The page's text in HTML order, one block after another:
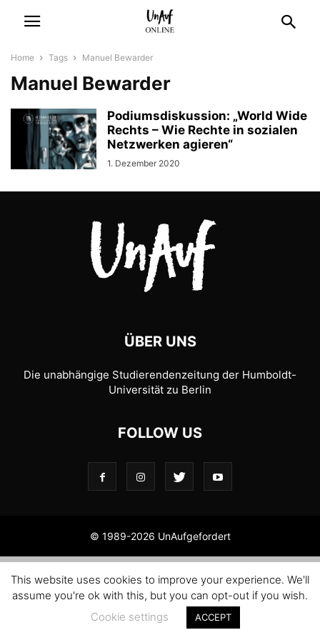
Home Tags Manuel Bewarder
Manuel Bewarder
Podiumsdiskussion: „World Wide
Rechts – Wie Rechte in sozialen
Netzwerken agieren“
1. Dezember 2020
ÜBER UNS
Die unabhängige Studierendenzeitung der Humboldt-
Universität zu Berlin
FOLLOW US
© 1989-2026 UnAufgefordert
This website uses cookies to improve your experience. We'll
assume you're ok with this, but you can opt-out if you wish.
Cookie settings
ACCEPT